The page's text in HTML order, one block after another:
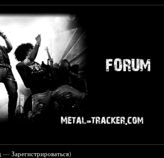
—Зарегистрироваться)